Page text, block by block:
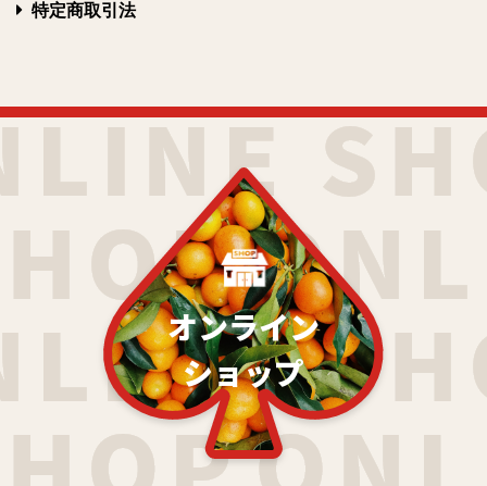
特定商取引法
オンライン
ショップ